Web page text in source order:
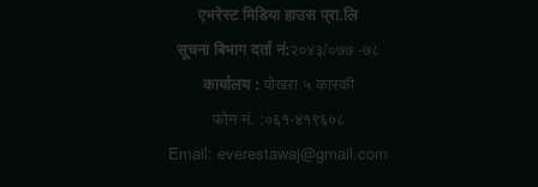
एभरेस्ट मिडिया हाउस प्रा.लि
सूचना बिभाग दर्ता नं:२०४३/०७७ -७८
कार्यालय : पोखरा ५ कास्की
फोन नं. :०६१-४१९६०८
Email: everestawaj@gmail.com